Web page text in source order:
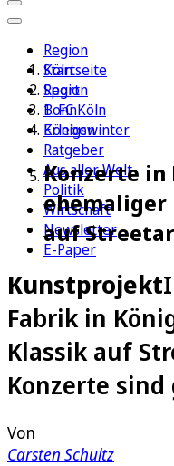
Region
Köln
Sport
1. FC Köln
Erleben
Ratgeber
Aus aller Welt
Politik
Wirtschaft
Newsletter
E-Paper
Startseite
Region
Bonn
Königswinter
Konzerte
auf
Kunstprojekt
Fabrik in
Klassik auf
Konzerte
Von
Carsten Schultz